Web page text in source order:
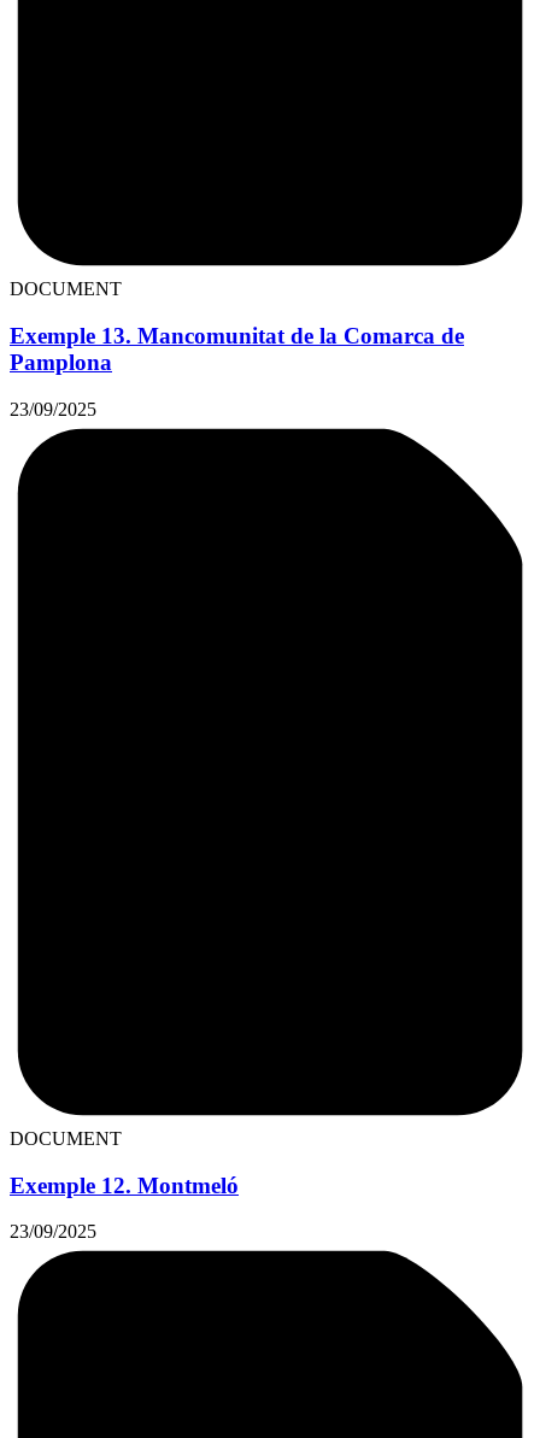
DOCUMENT
Exemple 13. Mancomunitat de la Comarca de
Pamplona
23/09/2025
DOCUMENT
Exemple 12. Montmeló
23/09/2025